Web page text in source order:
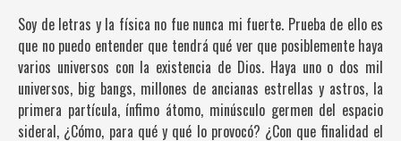
Soy de letras y la física no fue nunca mi fuerte. Prueba de ello es
que no puedo entender que tendrá qué ver que posiblemente haya
varios universos con la existencia de Dios. Haya uno o dos mil
universos, big bangs, millones de ancianas estrellas y astros, la
primera partícula, ínfimo átomo, minúsculo germen del espacio
sideral, ¿Cómo, para qué y qué lo provocó? ¿Con que finalidad el